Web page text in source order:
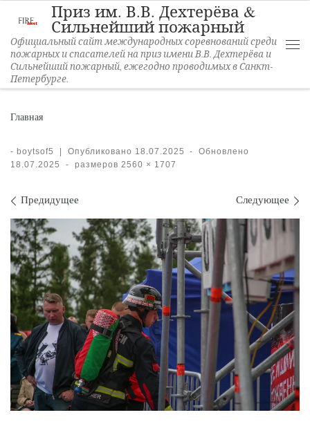
Перейти к содержимому
Приз им. В.В. Дехтерёва &
Сильнейший пожарный
Официальный сайт международных соревнований среди
пожарных и спасателей на приз имени В.В. Дехтерёва и
Сильнейший пожарный, ежегодно проводимых в Санкт-
Петербурге.
Главная
- boytsof5 | Опубликовано 18.07.2025 -
Обновлено
18.07.2025
- размеров 2560 × 1707
Навигация по
Предидущее Следующее